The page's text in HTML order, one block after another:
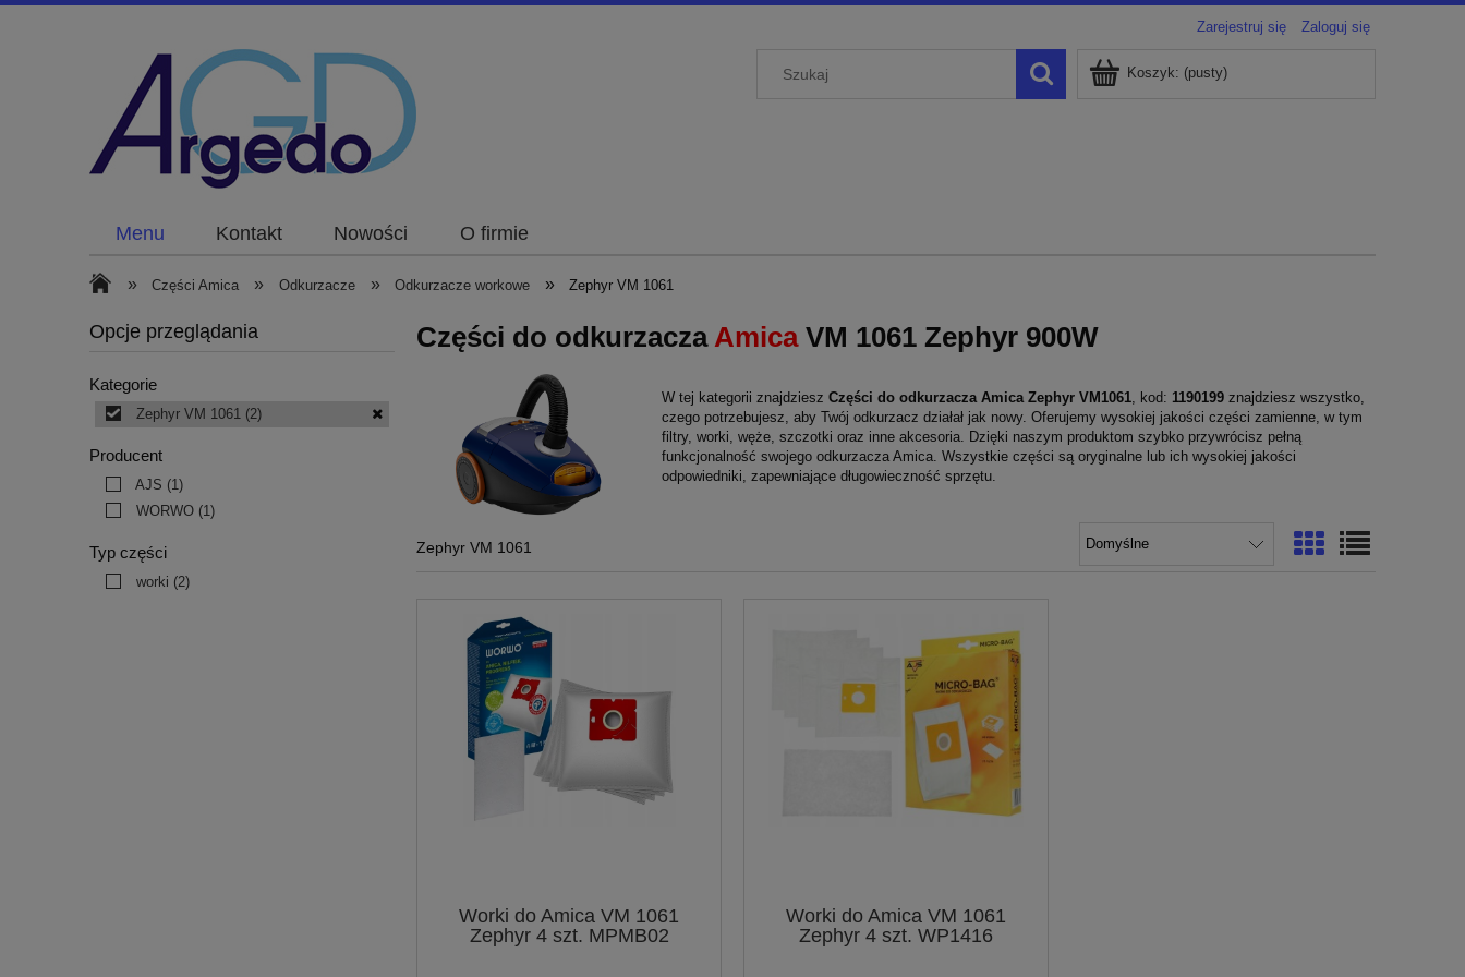
Zarejestruj się Zaloguj się
Koszyk: (pusty)
Menu Kontakt Nowości O firmie
» Części Amica » Odkurzacze » Odkurzacze workowe » Zephyr VM 1061
Opcje przeglądania
Kategorie
Zephyr VM 1061 (2)
Producent
AJS (1)
WORWO (1)
Typ części
worki (2)
Części do odkurzacza Amica VM 1061 Zephyr 900W
W tej kategorii znajdziesz Części do odkurzacza Amica Zephyr VM1061, kod: 1190199znajdziesz wszystko,
czego potrzebujesz, aby Twój odkurzacz działał jak nowy. Oferujemy wysokiej jakości części zamienne, w tym
filtry, worki, węże, szczotki oraz inne akcesoria. Dzięki naszym produktom szybko przywrócisz pełną
funkcjonalność swojego odkurzacza Amica. Wszystkie części są oryginalne lub ich wysokiej jakości
odpowiedniki, zapewniające długowieczność sprzętu.
Zephyr VM 1061
Worki do Amica VM 1061
Zephyr 4 szt. MPMB02
Worki do Amica VM 1061
Zephyr 4 szt. WP1416